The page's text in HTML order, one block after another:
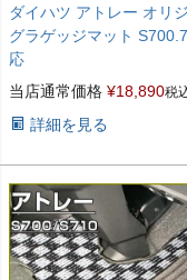
ダイハツ アトレー オリ
グラゲッジマット
応
当店通常価格 ¥18,890税
詳細を見る